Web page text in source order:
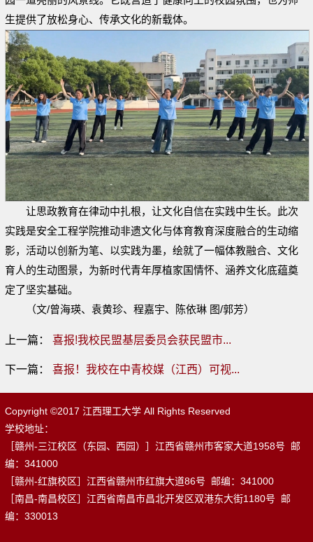
生提供了放松身心、传承文化的新载体。
让思政教育在律动中扎根，让文化自信在实践中生长。 此次
实践是安全工程学院推动非遗文化与体育教育深度融合的生动缩
影，活动以创新为笔、以实践为墨，绘就了一幅体教融合、文化
育人的生动图景，为新时代青年厚植家国情怀、涵养文化底蕴奠
定了坚实基础。
（文/曾海瑛、袁黄珍、程嘉宇、陈依琳 图/郭芳）
上一篇： 喜报!我校民盟基层委员会获民盟市...
下一篇： 喜报！我校在中青校媒（江西）可视...
Copyright ©2017 江西理工大学 All Rights Reserved
学校地址：
［赣州-三江校区（东园、西园）］江西省赣州市客家大道1958号 邮
编：341000
［赣州-红旗校区］江西省赣州市红旗大道86号 邮编：341000
［南昌-南昌校区］江西省南昌市昌北开发区双港东大街1180号 邮
编：330013